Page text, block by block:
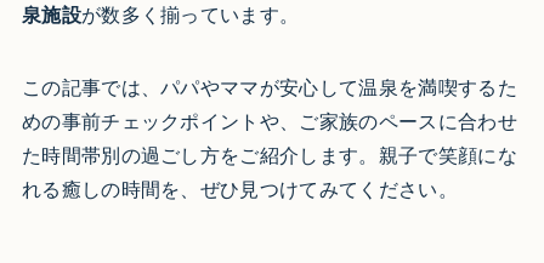
泉施設が数多く揃っています。
この記事では、パパやママが安心して温泉を満喫するた
めの事前チェックポイントや、ご家族のペースに合わせ
た時間帯別の過ごし方をご紹介します。親子で笑顔にな
れる癒しの時間を、ぜひ見つけてみてください。